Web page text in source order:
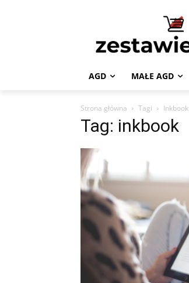
AGD MAŁE AGD
Strona główna Tagi Inkbook
Tag: inkbook